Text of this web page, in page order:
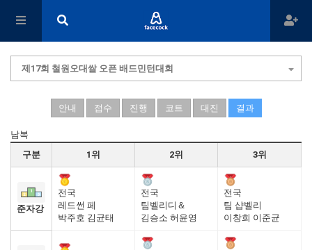
제17회 철원오대쌀 오픈 배드민턴대회
안내 접수 진행 코트 대진 결과
남복
구분
1위 2위 3위
준자강
전국
레드썬 페
박주호 김균태
전국
팀벨리디＆
김승소 허윤영
전국
팀 샵벨리
이창희 이준균